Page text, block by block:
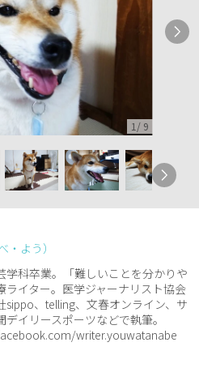
1 / 9
・よう）
学科卒業。「難しいことを分かりや
ライター。医学ジャーナリスト協会
sippo、telling、文春オンライン、サ
デイリースポーツなどで執筆。
writer.youwatanabe